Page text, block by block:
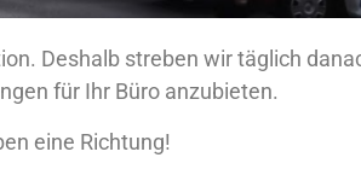
Deshalb streben wir täglich
für Ihr Büro anzubieten.
eine Richtung!